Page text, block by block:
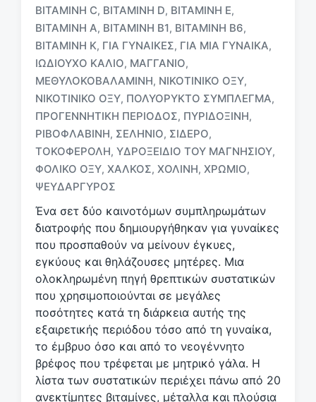
ε
ε
τ
ι
κ
τ
α
ΒΙΤΑΜΊΝΗ C, ΒΙΤΑΜΊΝΗ D, ΒΙΤΑΜΊΝΗ E,
ΒΙΤΑΜΊΝΗ Α, ΒΙΤΑΜΊΝΗ Β1, ΒΙΤΑΜΊΝΗ Β6,
ΒΙΤΑΜΊΝΗ Κ, ΓΙΑ ΓΥΝΑΊΚΕΣ, ΓΙΑ ΜΙΑ ΓΥΝΑΊΚΑ,
ΙΩΔΙΟΎΧΟ ΚΆΛΙΟ, ΜΑΓΓΆΝΙΟ,
ΜΕΘΥΛΟΚΟΒΑΛΑΜΊΝΗ, ΝΙΚΟΤΙΝΙΚΌ ΟΞΎ,
ΝΙΚΟΤΙΝΙΚΌ ΟΞΎ, ΠΟΛΥΟΡΥΚΤΌ ΣΎΜΠΛΕΓΜΑ,
ΠΡΟΓΕΝΝΗΤΙΚΉ ΠΕΡΊΟΔΟΣ, ΠΥΡΙΔΟΞΊΝΗ,
ΡΙΒΟΦΛΑΒΊΝΗ, ΣΕΛΉΝΙΟ, ΣΊΔΕΡΟ,
ΤΟΚΟΦΕΡΌΛΗ, ΥΔΡΟΞΕΊΔΙΟ ΤΟΥ ΜΑΓΝΗΣΊΟΥ,
ΦΟΛΙΚΌ ΟΞΎ, ΧΑΛΚΌΣ, ΧΟΛΊΝΗ, ΧΡΏΜΙΟ,
ΨΕΥΔΆΡΓΥΡΟΣ
Ένα σετ δύο καινοτόμων συμπληρωμάτων
διατροφής που δημιουργήθηκαν για γυναίκες
που προσπαθούν να μείνουν έγκυες,
εγκύους και θηλάζουσες μητέρες. Μια
ολοκληρωμένη πηγή θρεπτικών συστατικών
που χρησιμοποιούνται σε μεγάλες
ποσότητες κατά τη διάρκεια αυτής της
εξαιρετικής περιόδου τόσο από τη γυναίκα,
το έμβρυο όσο και από το νεογέννητο
βρέφος που τρέφεται με μητρικό γάλα. Η
λίστα των συστατικών περιέχει πάνω από 20
ανεκτίμητες βιταμίνες, μέταλλα και πλούσια